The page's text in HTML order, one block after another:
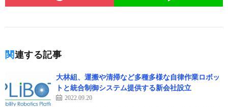
関連する記事
大林組、運搬や清掃など多種多様な自律作業ロボッ
トと統合制御システム提供する新会社設立
2022.09.20